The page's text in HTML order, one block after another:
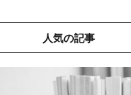
人気の記事